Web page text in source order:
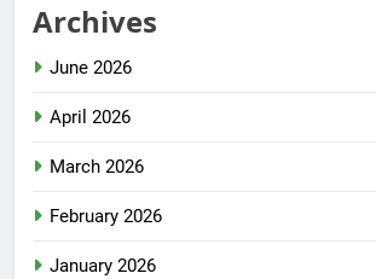
Archives
June 2026
April 2026
March 2026
February 2026
January 2026